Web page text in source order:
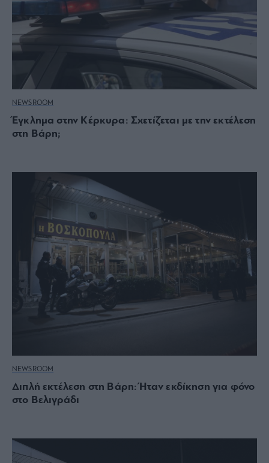
NEWSROOM
Έγκλημα στην Κέρκυρα: Σχετίζεται με την εκτέλεση
στη Βάρη;
NEWSROOM
Διπλή εκτέλεση στη Βάρη: Ήταν εκδίκηση για φόνο
στο Βελιγράδι